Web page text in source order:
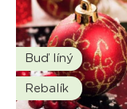
Buď líný
Rebalík